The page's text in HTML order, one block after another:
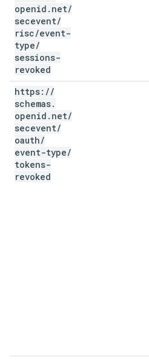
openid . net/
secevent/
risc/event-
type/
sessions-
revoked
https: //
schemas.
openid . net/
secevent/
oauth/
event-type/
tokens-
revoked